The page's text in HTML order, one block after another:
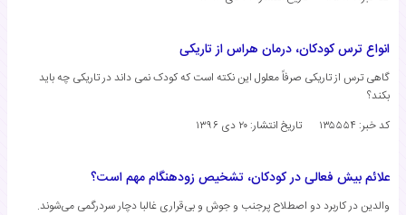
انواع ترس کودکان، درمان هراس از تاریکی
گاهی ترس از تاریکی صرفاً معلول این نکته است که کودک نمی داند در تاریکی چه باید
بکند؟
کد خبر: ۱۳۵۵۵۴
تاریخ انتشار: ۲۰ دی ۱۳۹۶
علائم بیش فعالی در کودکان، تشخیص زودهنگام مهم است؟
والدین در کاربرد دو اصطلاح پرجنب و جوش و بی‌قراری غالبا دچار سردرگمی می‌شوند.